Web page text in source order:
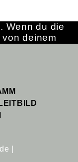
LEITBILD
|
Wenn du die
deinem